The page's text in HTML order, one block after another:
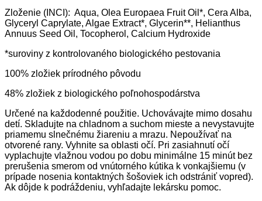
Zloženie (INCI): Aqua, Olea Europaea Fruit Oil*, Cera Alba,
Glyceryl Caprylate, Algae Extract*, Glycerin**, Helianthus
Annuus Seed Oil, Tocopherol, Calcium Hydroxide
*suroviny z kontrolovaného biologického pestovania
100% zložiek prírodného pôvodu
48% zložiek z biologického poľnohospodárstva
Určené na každodenné použitie. Uchovávajte mimo dosahu
detí. Skladujte na chladnom a suchom mieste a nevystavujte
priamemu slnečnému žiareniu a mrazu. Nepoužívať na
otvorené rany. Vyhnite sa oblasti očí. Pri zasiahnutí očí
vyplachujte vlažnou vodou po dobu minimálne 15 minút bez
prerušenia smerom od vnútorného kútika k vonkajšiemu (v
prípade nosenia kontaktných šošoviek ich odstrániť vopred).
Ak dôjde k podráždeniu, vyhľadajte lekársku pomoc.